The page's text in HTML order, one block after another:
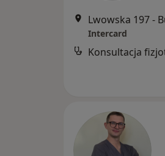
Lwowska 197 -
Intercard
Konsultacja